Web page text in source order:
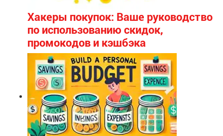
Хакеры покупок: Ваше руководство
по использованию скидок,
промокодов и кэшбэка